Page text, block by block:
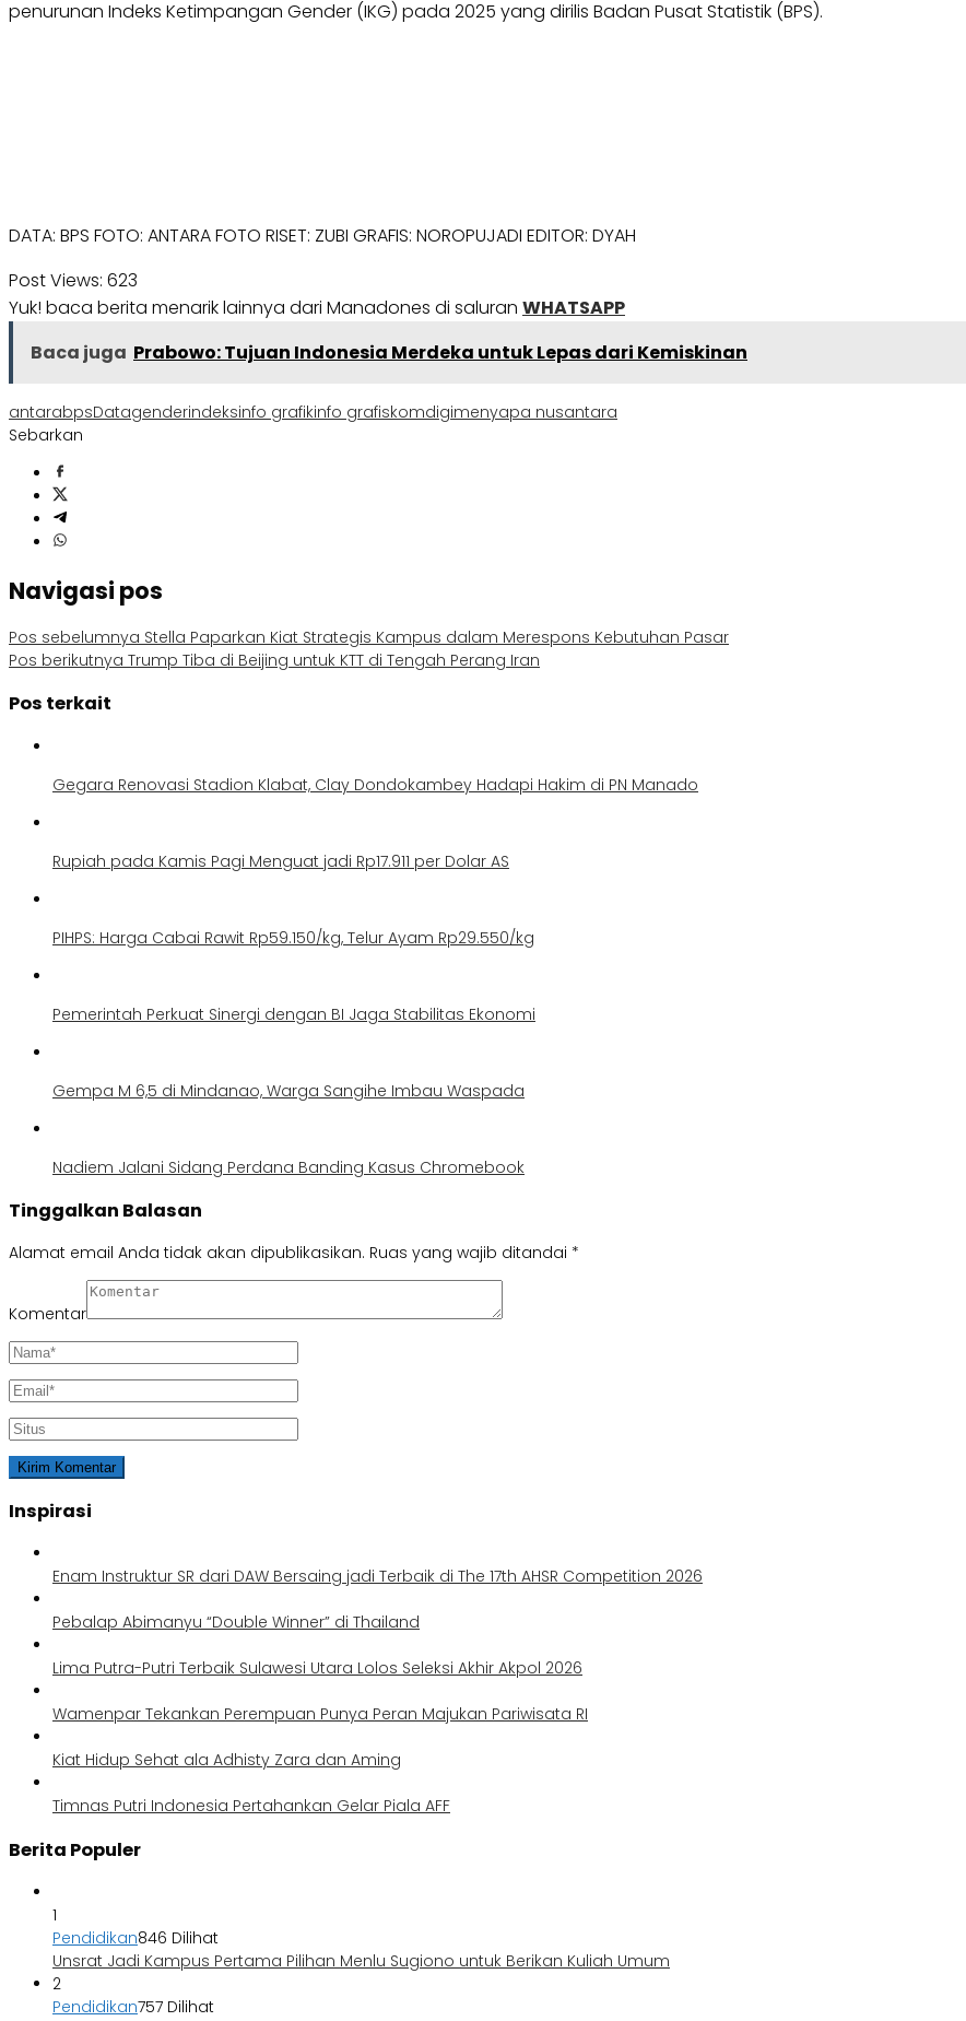
penurunan Indeks Ketimpangan Gender (IKG) pada 2025 yang dirilis Badan Pusat Statistik (BPS).
DATA: BPS FOTO: ANTARA FOTO RISET: ZUBI GRAFIS: NOROPUJADI EDITOR: DYAH
Post Views: 623
Yuk! baca berita menarik lainnya dari Manadones di saluran WHATSAPP
Baca juga Prabowo: Tujuan Indonesia Merdeka untuk Lepas dari Kemiskinan
antarabpsDatagenderindeksinfo grafikinfo grafiskomdigimenyapa nusantara
Sebarkan
Navigasi pos
Pos sebelumnya Stella Paparkan Kiat Strategis Kampus dalam Merespons Kebutuhan Pasar
Pos berikutnya Trump Tiba di Beijing untuk KTT di Tengah Perang Iran
Pos terkait
Gegara Renovasi Stadion Klabat, Clay Dondokambey Hadapi Hakim di PN Manado
Rupiah pada Kamis Pagi Menguat jadi Rp17.911 per Dolar AS
PIHPS: Harga Cabai Rawit Rp59.150/kg, Telur Ayam Rp29.550/kg
Pemerintah Perkuat Sinergi dengan BI Jaga Stabilitas Ekonomi
Gempa M 6,5 di Mindanao, Warga Sangihe Imbau Waspada
Nadiem Jalani Sidang Perdana Banding Kasus Chromebook
Tinggalkan Balasan
Alamat email Anda tidak akan dipublikasikan. Ruas yang wajib ditandai *
Komentar
Inspirasi
Enam Instruktur SR dari DAW Bersaing jadi Terbaik di The 17th AHSR Competition 2026
Pebalap Abimanyu “Double Winner” di Thailand
Lima Putra-Putri Terbaik Sulawesi Utara Lolos Seleksi Akhir Akpol 2026
Wamenpar Tekankan Perempuan Punya Peran Majukan Pariwisata RI
Kiat Hidup Sehat ala Adhisty Zara dan Aming
Timnas Putri Indonesia Pertahankan Gelar Piala AFF
Berita Populer
1
Pendidikan846 Dilihat
Unsrat Jadi Kampus Pertama Pilihan Menlu Sugiono untuk Berikan Kuliah Umum
2
Pendidikan757 Dilihat